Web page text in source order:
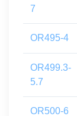
7
OR495-4
OR499.3-
5.7
OR500-6